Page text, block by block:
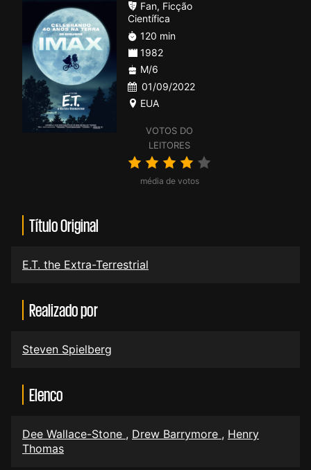
VOTOS DO
LEITORES
média de votos
Fan, Ficção
Científica
120 min
1982
M/6
01/09/2022
EUA
Título Original
E.T. the Extra-Terrestrial
Realizado por
Steven Spielberg
Elenco
Dee Wallace-Stone , Drew Barrymore , Henry
Thomas